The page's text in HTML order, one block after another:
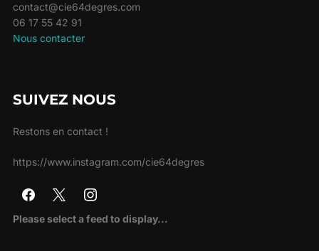
contact@cie64degres.com
06 17 55 42 91
Nous contacter
SUIVEZ NOUS
Restons en contact !
https://www.instagram.com/cie64degres
Please select a feed to display...